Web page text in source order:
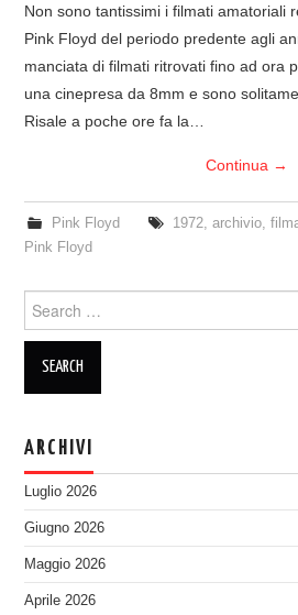
LINKS
CONTATTI
POLICY/COOKIES
Non sono tantissimi i filmati amatoriali
Pink Floyd del periodo predente agli
manciata di filmati ritrovati fino ad ora
una cinepresa da 8mm e sono
Risale a poche ore fa la…
Continua →
Pink Floyd 1972, archivio,
Pink Floyd
for:
ARCHIVI
Luglio 2026
Giugno 2026
Maggio 2026
Aprile 2026